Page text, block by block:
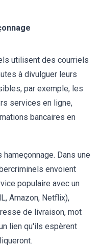
utilisent des courriels
à divulguer leurs
par exemple, les
services en ligne,
bancaires en
Dans une
envoient
populaire avec un
Amazon, Netflix),
de livraison, mot
lien qu'ils espèrent